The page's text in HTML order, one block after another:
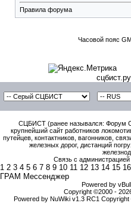
Правила форума
Часовой пояс
СЦБИСТ (ранее назывался: Форум
крупнейший сайт работников
путейцев, контактников, вагонников,
железных дорог, дистанций
Связь с администрацией
1 2 3 4 5 6 7 8 9 10 11 12 13 14 15 16
ГРАМ Мессенджер
Powered by
Copyright ©2000 -
Powered by NuWiki v1.3 RC1